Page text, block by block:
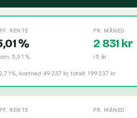
RENTE
%
5,01 %
PR. MÅNED
2 831 kr
i5 år
kostnad 49 237 kr, totalt 199 237 kr
RENTE PR. MÅNED